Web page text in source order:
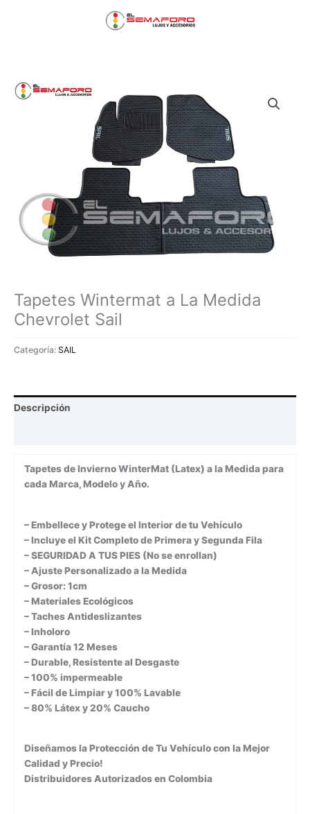
Menú
Tapetes Wintermat a La Medida
Chevrolet Sail
Categoría: SAIL
Descripción
Tapetes de Invierno WinterMat (Latex) a la Medida para
cada Marca, Modelo y Año.
– Embellece y Protege el Interior de tu Vehículo
– Incluye el Kit Completo de Primera y Segunda Fila
– SEGURIDAD A TUS PIES (No se enrollan)
– Ajuste Personalizado a la Medida
– Grosor: 1cm
– Materiales Ecológicos
– Taches Antideslizantes
– Inholoro
– Garantía 12 Meses
– Durable, Resistente al Desgaste
– 100% impermeable
– Fácil de Limpiar y 100% Lavable
– 80% Látex y 20% Caucho
Diseñamos la Protección de Tu Vehículo con la Mejor
Calidad y Precio!
Distribuidores Autorizados en Colombia